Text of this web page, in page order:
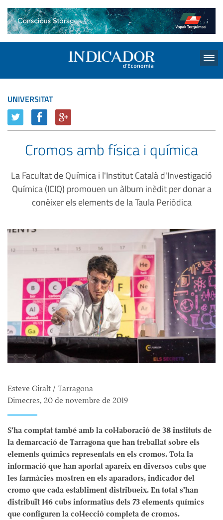
UNIVERSITAT
Cromos amb física i química
La Facultat de Química i l'Institut Català d'Investigació
Química (ICIQ) promouen un àlbum inèdit per donar a
conèixer els elements de la Taula Periòdica
Esteve Giralt / Tarragona
Dimecres, 20 de novembre de 2019
S'ha comptat també amb la col·laboració de 38 instituts de
la demarcació de Tarragona que han treballat sobre els
elements químics representats en els cromos. Tota la
informació que han aportat apareix en diversos cubs que
les farmàcies mostren en els aparadors, indicador del
cromo que cada establiment distribueix. En total s'han
distribuït 146 cubs informatius dels 73 elements químics
que configuren la col·lecció completa de cromos.